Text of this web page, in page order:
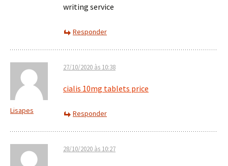
writing service
Responder
Lisapes
27/10/2020 às 10:38
cialis 10mg tablets price
Responder
28/10/2020 às 10:27